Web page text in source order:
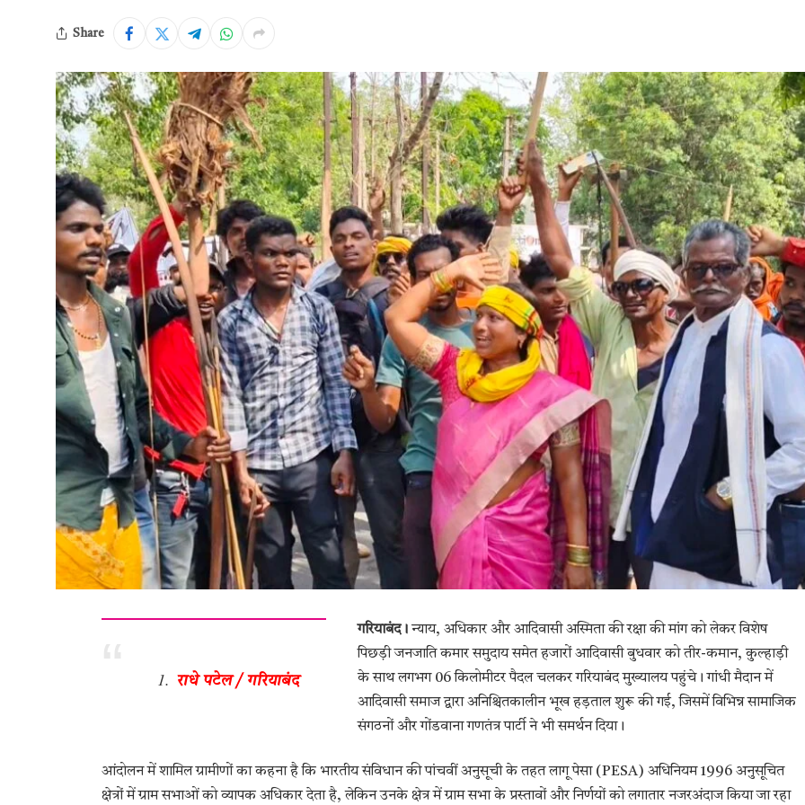
Share
राधे पटेल / गरियाबंद
गरियाबंद।न्याय, अधिकार और आदिवासी अस्मिता की रक्षा की मांग को लेकर विशेष
पिछड़ी जनजाति कमार समुदाय समेत हजारों आदिवासी बुधवार को तीर-कमान, कुल्हाड़ी
के साथ लगभग 06 किलोमीटर पैदल चलकर गरियाबंद मुख्यालय पहुंचे। गांधी मैदान में
आदिवासी समाज द्वारा अनिश्चितकालीन भूख हड़ताल शुरू की गई, जिसमें विभिन्न सामाजिक
संगठनों और गोंडवाना गणतंत्र पार्टी ने भी समर्थन दिया।
आंदोलन में शामिल ग्रामीणों का कहना है कि भारतीय संविधान की पांचवीं अनुसूची के तहत लागू पेसा (PESA) अधिनियम 1996 अनुसूचित
क्षेत्रों में ग्राम सभाओं को व्यापक अधिकार देता है, लेकिन उनके क्षेत्र में ग्राम सभा के प्रस्तावों और निर्णयों को लगातार नजरअंदाज किया जा रहा